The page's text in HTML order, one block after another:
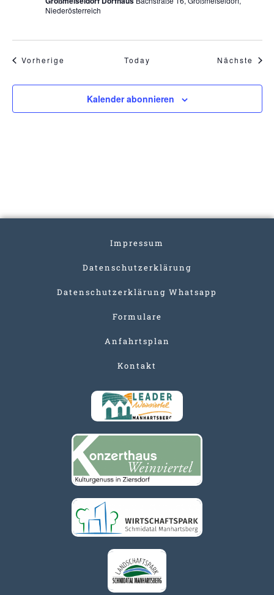
Niederösterreich
Vorherige VeranstaltungenToday Nächste
Kalender abonnieren
Impressum
Datenschutzerklärung
Datenschutzerklärung Whatsapp
Formulare
Anfahrtsplan
Kontakt